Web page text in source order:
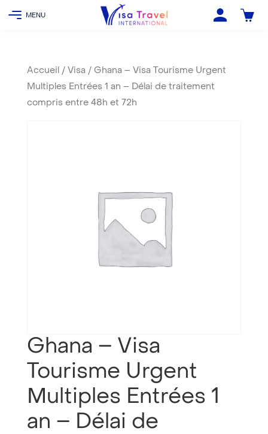
Accueil / Visa / Ghana – Visa Tourisme Urgent
Multiples Entrées 1 an – Délai de traitement
compris entre 48h et 72h
Ghana – Visa
Tourisme Urgent
Multiples Entrées 1
an – Délai de